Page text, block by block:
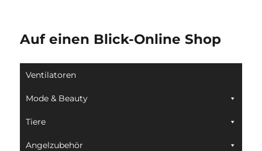
Auf einen Blick-Online Shop
Ventilatoren
Mode & Beauty
Tiere
Angelzubehör